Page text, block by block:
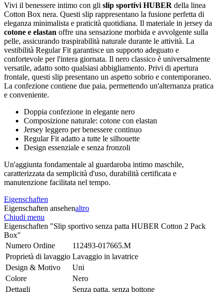
Vivi il benessere intimo con gli slip sportivi HUBER della linea
Cotton Box nera. Questi slip rappresentano la fusione perfetta di
eleganza minimalista e praticità quotidiana. Il materiale in jersey da
cotone e elastan offre una sensazione morbida e avvolgente sulla
pelle, assicurando traspirabilità naturale durante le attività. La
vestibilità Regular Fit garantisce un supporto adeguato e
confortevole per l'intera giornata. Il nero classico è universalmente
versatile, adatto sotto qualsiasi abbigliamento. Privi di apertura
frontale, questi slip presentano un aspetto sobrio e contemporaneo.
La confezione contiene due paia, permettendo un'alternanza pratica
e conveniente.
Doppia confezione in elegante nero
Composizione naturale: cotone con elastan
Jersey leggero per benessere continuo
Regular Fit adatto a tutte le silhouette
Design essenziale e senza fronzoli
Un'aggiunta fondamentale al guardaroba intimo maschile,
caratterizzata da semplicità d'uso, durabilità certificata e
manutenzione facilitata nel tempo.
Eigenschaften
Eigenschaften ansehenaltro
Chiudi menu
Eigenschaften "Slip sportivo senza patta HUBER Cotton 2 Pack
Box"
Numero Ordine
112493-017665.M
Proprietà di lavaggio Lavaggio in lavatrice
Design & Motivo
Uni
Colore
Nero
Dettagli
Senza patta, senza bottone